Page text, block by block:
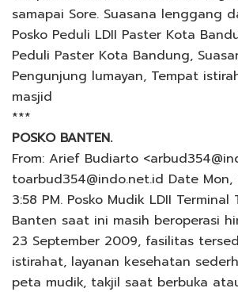
samapai Sore. Suasana lenggang
Posko Peduli LDII Paster Kota
Peduli Paster Kota Bandung,
Pengunjung lumayan, Tempat
masjid
***
POSKO BANTEN.
From: Arief Budiarto
toarbud354@indo.net.id Date
3:58 PM. Posko Mudik LDII
Banten saat ini masih beroperasi
23 September 2009, fasilitas
istirahat, layanan kesehatan
peta mudik, takjil saat berbuka